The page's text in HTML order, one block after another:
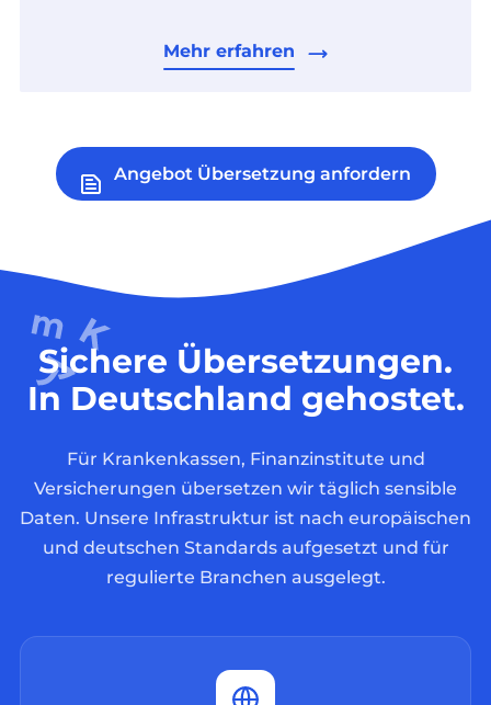
Mehr erfahren
Angebot Übersetzung anfordern
Sichere Übersetzungen.
In Deutschland gehostet.
Für Krankenkassen, Finanzinstitute und
Versicherungen übersetzen wir täglich sensible
Daten. Unsere Infrastruktur ist nach europäischen
und deutschen Standards aufgesetzt und für
regulierte Branchen ausgelegt.